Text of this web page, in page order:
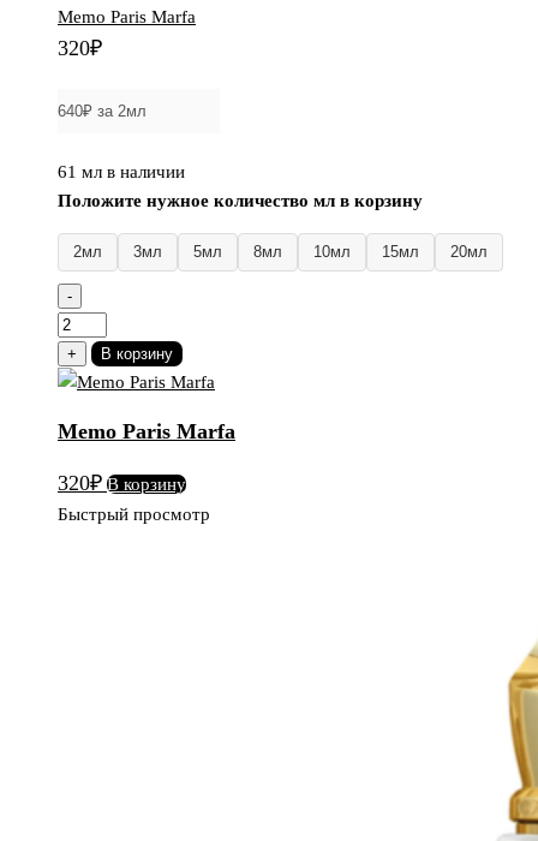
Memo Paris Marfa
320₽
61 мл в наличии
Положите нужное количество мл в корзину
2мл 3мл 5мл 8мл 10мл 15мл 20мл
-
Количество
товара
Memo
Marfa
+ В корзину
Memo Paris Marfa
320₽ В корзину
Быстрый просмотр